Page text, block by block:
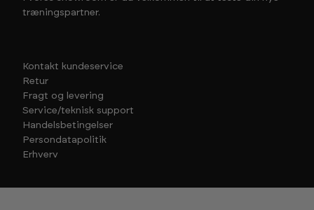
træningspartner.
Kontakt kundeservice
Retur
Fragt og levering
Service/teknisk support
Handelsbetingelser
Persondatapolitik
Erhverv